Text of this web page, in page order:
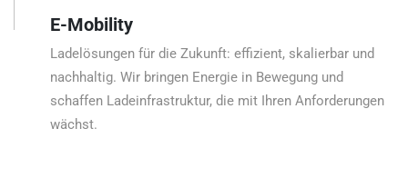
E-Mobility
Ladelösungen für die Zukunft: effizient, skalierbar und
nachhaltig. Wir bringen Energie in Bewegung und
schaffen Ladeinfrastruktur, die mit Ihren Anforderungen
wächst.